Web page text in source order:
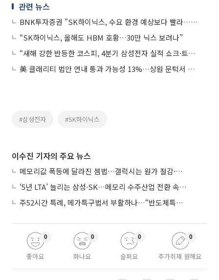
관련 뉴스
BNK투자증권 "SK하이닉스, 수요 환경 예상보다 빨라…목표가 31만원 상향"
“SK하이닉스, 올해도 HBM 호황…30만 닉스 보려나”
“새해 강한 반등한 코스피, 4분기 삼성전자 실적 쇼크·트럼프 취임 리스크 존재”
美 클래리티 법안 연내 통과 가능성 13%…상원 문턱서 제동
#삼성전자 #SK하이닉스
이수진 기자의 주요 뉴스
메모리값 폭등에 달라진 셈법…갤럭시는 원가 절감·아이폰은 서비스 확대
‘5년 LTA’ 늘리는 삼성·SK…메모리 수주산업 전환 속 다른 셈법
주52시간 특례, 메가특구법서 부활하나…“반도체특별법 담겨야”
좋아요
0
화나요
0
슬퍼요
0
추가취재 원해요
0